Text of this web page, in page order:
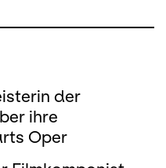
der
ihre
Oper